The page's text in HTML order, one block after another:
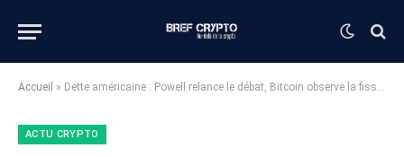
Accueil » Dette américaine : Powell relance le débat, Bitcoin observe la fissure
ACTU CRYPTO